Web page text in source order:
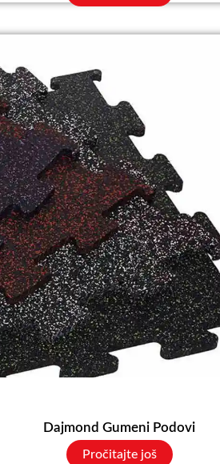
Dajmond Gumeni Podovi
Pročitajte još